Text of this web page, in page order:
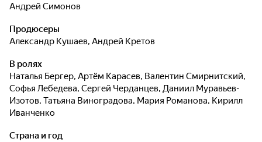
находит общий язык с мальчиком и почти свыкается с
неожиданное предложение - на несколько дней
притвориться его невестой...
Андрей Симонов
Продюсеры
Александр Кушаев, Андрей Кретов
В ролях
Наталья Бергер, Артём Карасев, Валентин Смирнитский,
Софья Лебедева, Сергей Черданцев, Даниил Муравьев-
Изотов, Татьяна Виноградова, Мария Романова, Кирилл
Иванченко
Страна и год